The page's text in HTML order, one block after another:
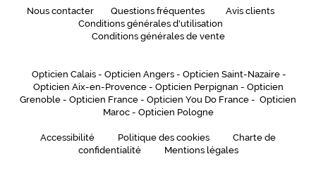
Nous contacter Questions fréquentes
Avis clients
Conditions générales d'utilisation
Conditions générales de vente
Opticien Calais - Opticien Angers - Opticien Saint-Nazaire -
Opticien Aix-en-Provence- Opticien Perpignan - Opticien
Grenoble - Opticien France - Opticien You Do France - Opticien
Maroc- Opticien Pologne
Accessibilité Politique des cookies
Charte de
confidentialité
Mentions légales